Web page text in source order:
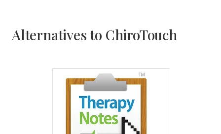
Alternatives to ChiroTouch